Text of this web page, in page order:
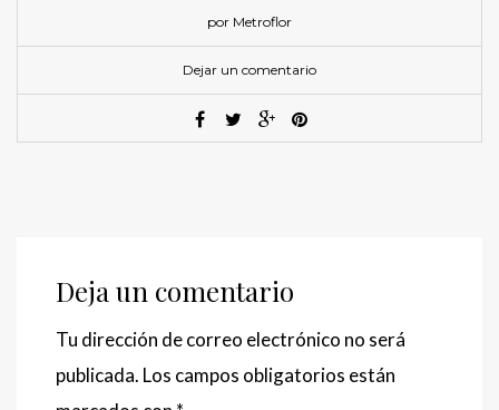
por Metroflor
Dejar un comentario
Deja un comentario
Tu dirección de correo electrónico no será
publicada. Los campos obligatorios están